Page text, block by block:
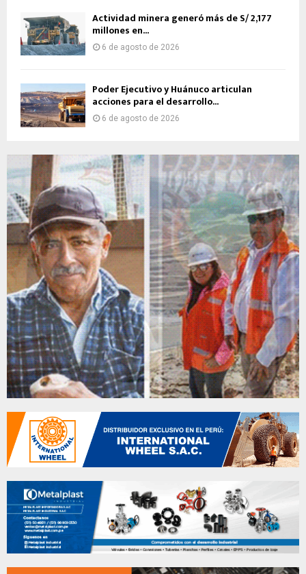
Actividad minera generó más de S/ 2,177
millones en...
6 de agosto de 2026
Poder Ejecutivo y Huánuco articulan
acciones para el desarrollo...
6 de agosto de 2026